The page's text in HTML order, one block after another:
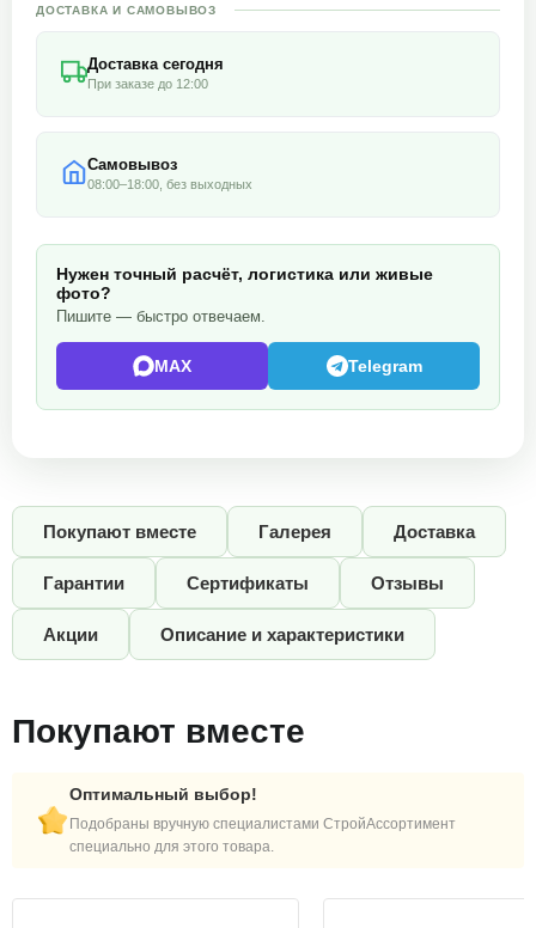
ДОСТАВКА И САМОВЫВОЗ
Доставка сегодня
При заказе до 12:00
Самовывоз
08:00–18:00, без выходных
Нужен точный расчёт, логистика или живые
фото?
Пишите — быстро отвечаем.
MAX Telegram
Покупают вместе Галерея Доставка
Гарантии Сертификаты Отзывы
Акции Описание и характеристики
Покупают вместе
Оптимальный выбор!
Подобраны вручную специалистами СтройАссортимент
специально для этого товара.